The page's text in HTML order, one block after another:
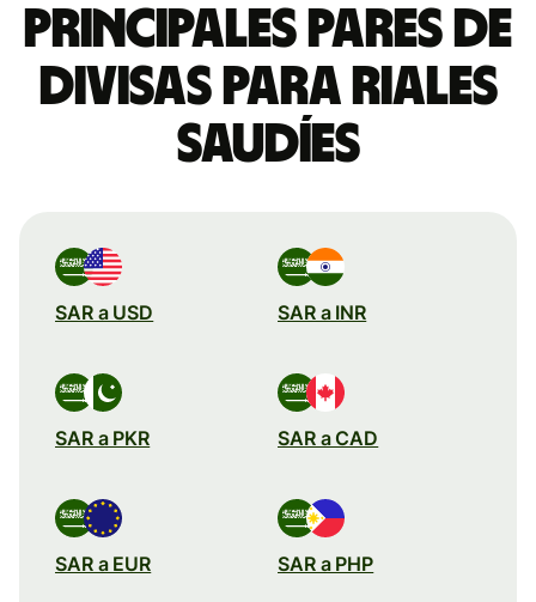
Principales pares de
divisas para riales
saudíes
SAR a USD SAR a INR
SAR a PKR SAR a CAD
SAR a EUR SAR a PHP